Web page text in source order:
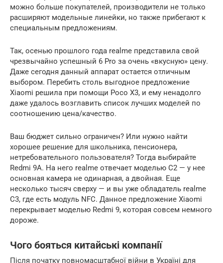
можно больше покупателей, производители не только
расширяют модельные линейки, но также прибегают к
специальным предложениям.
Так, осенью прошлого года realme представила свой
чрезвычайно успешный 6 Pro за очень «вкусную» цену.
Даже сегодня данный аппарат остается отличным
выбором. Перебить столь выгодное предложение
Xiaomi решила при помощи Poco X3, и ему ненадолго
даже удалось возглавить список лучших моделей по
соотношению цена/качество.
Ваш бюджет сильно ограничен? Или нужно найти
хорошее решение для школьника, пенсионера,
нетребовательного пользователя? Тогда выбирайте
Redmi 9A. На него realme отвечает моделью C2 — у нее
основная камера не одинарная, а двойная. Еще
несколько тысяч сверху — и вы уже обладатель realme
C3, где есть модуль NFC. Данное предложение Xiaomi
перекрывает моделью Redmi 9, которая совсем немного
дороже.
Чого бояться китайські компанії
Після початку повномасштабної війни в Україні для